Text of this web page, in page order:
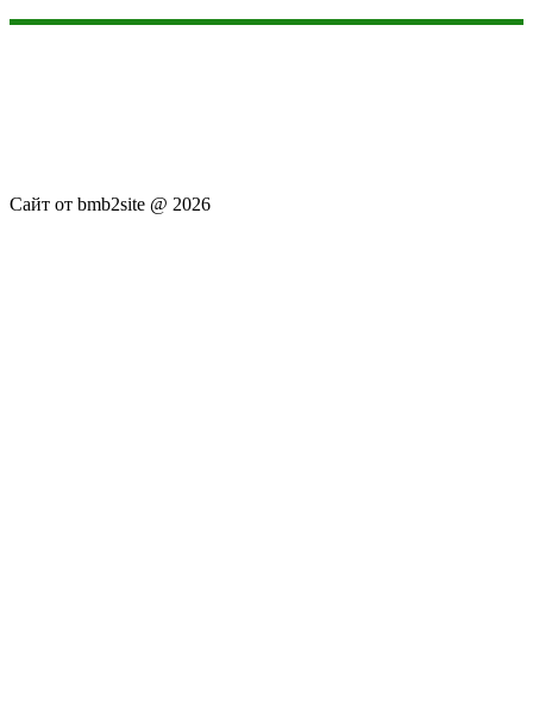
Сайт от bmb2site @ 2026